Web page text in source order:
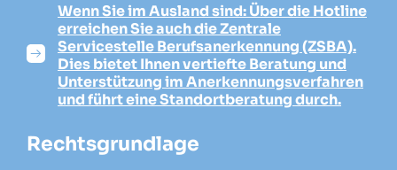
Wenn Sie im Ausland sind: Über die Hotline
erreichen Sie auch die Zentrale
Servicestelle Berufsanerkennung (ZSBA).
Dies bietet Ihnen vertiefte Beratung und
Unterstützung im Anerkennungsverfahren
und führt eine Standortberatung durch.
Rechtsgrundlage